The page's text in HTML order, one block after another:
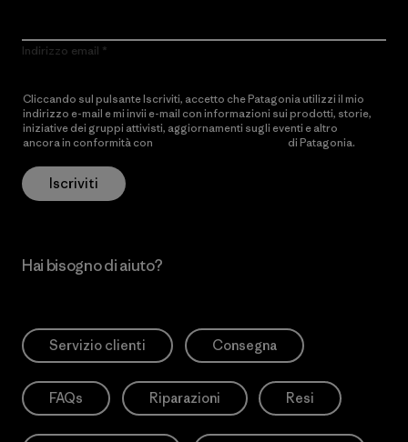
Indirizzo email
Cliccando sul pulsante Iscriviti, accetto che Patagonia utilizzi il mio
indirizzo e-mail e mi invii e-mail con informazioni sui prodotti, storie,
iniziative dei gruppi attivisti, aggiornamenti sugli eventi e altro
ancora in conformità con
di Patagonia.
Iscriviti
Hai bisogno di aiuto?
Servizio clienti Consegna
FAQs Riparazioni Resi